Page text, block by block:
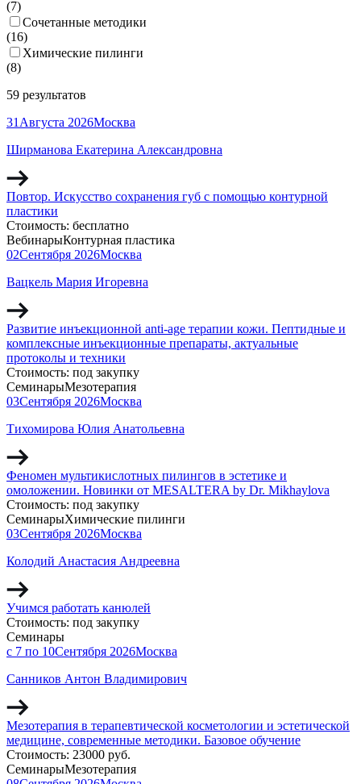
(7)
Сочетанные методики
(16)
Химические пилинги
(8)
59 результатов
31 Августа 2026Москва
Ширманова Екатерина Александровна
Повтор. Искусство сохранения губ с помощью контурной
пластики
Стоимость: бесплатно
ВебинарыКонтурная пластика
02Сентября 2026Москва
Вацкель Мария Игоревна
Развитие инъекционной anti-age терапии кожи. Пептидные и
комплексные инъекционные препараты, актуальные
протоколы и техники
Стоимость: под закупку
СеминарыМезотерапия
03Сентября 2026Москва
Тихомирова Юлия Анатольевна
Феномен мультикислотных пилингов в эстетике и
омоложении. Новинки от MESALTERA by Dr. Mikhaylova
Стоимость: под закупку
СеминарыХимические пилинги
03Сентября 2026Москва
Колодий Анастасия Андреевна
Учимся работать канюлей
Стоимость: под закупку
Семинары
с 7 по 10Сентября 2026Москва
Санников Антон Владимирович
Мезотерапия в терапевтической косметологии и эстетической
медицине, современные методики. Базовое обучение
Стоимость: 23000 руб.
СеминарыМезотерапия